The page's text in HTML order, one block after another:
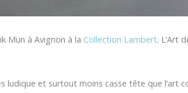
Mun à Avignon à la Collection Lambert. L’Art
ludique et surtout moins casse tête que l’art